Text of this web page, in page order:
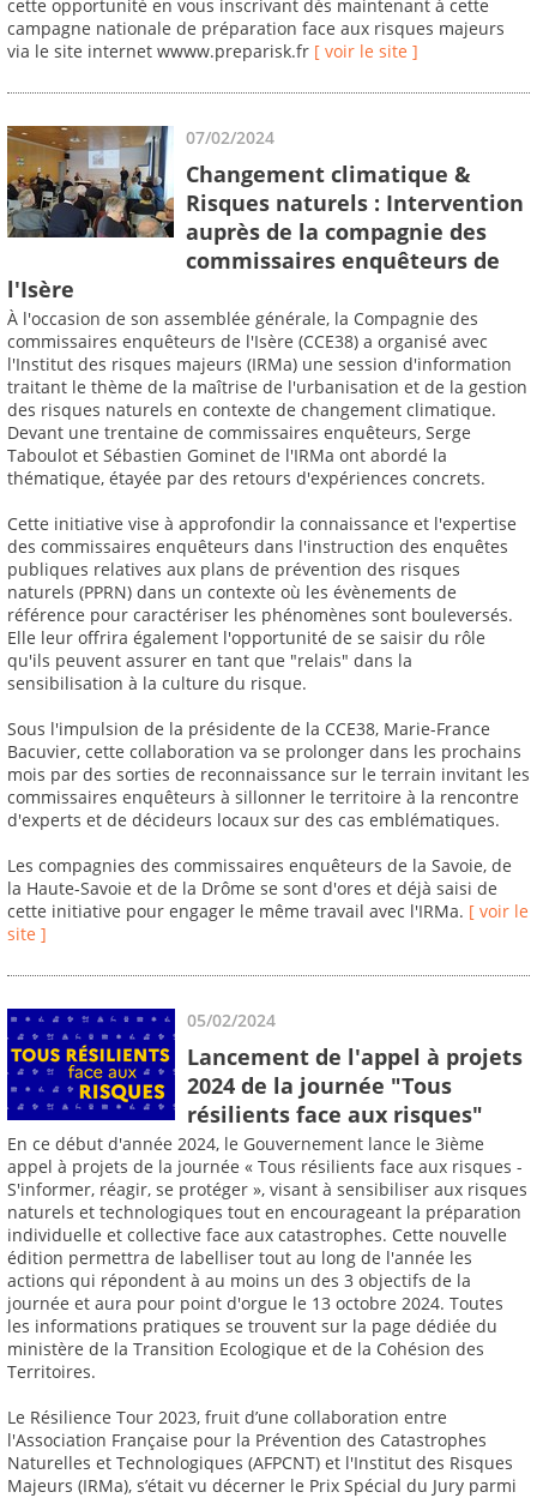
cette opportunité en vous inscrivant dès maintenant à cette
campagne nationale de préparation face aux risques majeurs
via le site internet wwww.preparisk.fr [ voir le site ]
07/02/2024
Changement climatique &
Risques naturels : Intervention
auprès de la compagnie des
commissaires enquêteurs de
l'Isère
À l'occasion de son assemblée générale, la Compagnie des
commissaires enquêteurs de l'Isère (CCE38) a organisé avec
l'Institut des risques majeurs (IRMa) une session d'information
traitant le thème de la maîtrise de l'urbanisation et de la gestion
des risques naturels en contexte de changement climatique.
Devant une trentaine de commissaires enquêteurs, Serge
Taboulot et Sébastien Gominet de l'IRMa ont abordé la
thématique, étayée par des retours d'expériences concrets.
Cette initiative vise à approfondir la connaissance et l'expertise
des commissaires enquêteurs dans l'instruction des enquêtes
publiques relatives aux plans de prévention des risques
naturels (PPRN) dans un contexte où les évènements de
référence pour caractériser les phénomènes sont bouleversés.
Elle leur offrira également l'opportunité de se saisir du rôle
qu'ils peuvent assurer en tant que "relais" dans la
sensibilisation à la culture du risque.
Sous l'impulsion de la présidente de la CCE38, Marie-France
Bacuvier, cette collaboration va se prolonger dans les prochains
mois par des sorties de reconnaissance sur le terrain invitant les
commissaires enquêteurs à sillonner le territoire à la rencontre
d'experts et de décideurs locaux sur des cas emblématiques.
Les compagnies des commissaires enquêteurs de la Savoie, de
la Haute-Savoie et de la Drôme se sont d'ores et déjà saisi de
cette initiative pour engager le même travail avec l'IRMa. [ voir le
site ]
05/02/2024
Lancement de l'appel à projets
2024 de la journée "Tous
résilients face aux risques"
En ce début d'année 2024, le Gouvernement lance le 3ième
appel à projets de la journée « Tous résilients face aux risques -
S'informer, réagir, se protéger », visant à sensibiliser aux risques
naturels et technologiques tout en encourageant la préparation
individuelle et collective face aux catastrophes. Cette nouvelle
édition permettra de labelliser tout au long de l'année les
actions qui répondent à au moins un des 3 objectifs de la
journée et aura pour point d'orgue le 13 octobre 2024. Toutes
les informations pratiques se trouvent sur la page dédiée du
ministère de la Transition Ecologique et de la Cohésion des
Territoires.
Le Résilience Tour 2023, fruit d’une collaboration entre
l'Association Française pour la Prévention des Catastrophes
Naturelles et Technologiques (AFPCNT) et l'Institut des Risques
Majeurs (IRMa), s’était vu décerner le Prix Spécial du Jury parmi